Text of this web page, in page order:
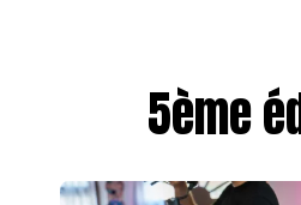
5ème